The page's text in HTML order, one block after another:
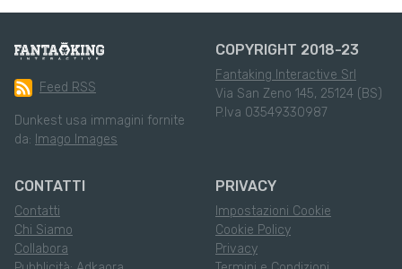
Feed RSS
Dunkest usa immagini fornite
da: Imago Images
COPYRIGHT 2018-23
Fantaking Interactive Srl
Via San Zeno 145, 25124 (BS)
P.Iva 03549330987
CONTATTI
Contatti
Chi Siamo
Collabora
PRIVACY
Impostazioni Cookie
Cookie Policy
Privacy